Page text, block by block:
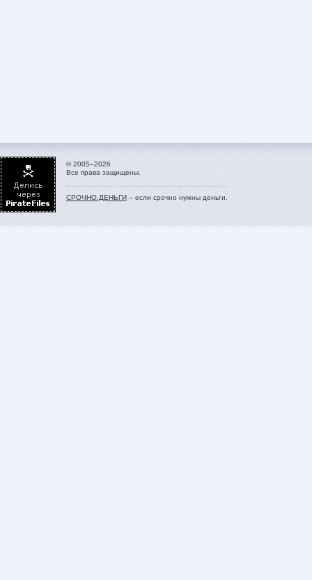
© 2005–2026
Все права защищены.
СРОЧНО.ДЕНЬГИ – если срочно нужны деньги.